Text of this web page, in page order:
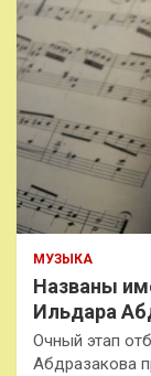
МУЗЫКА
Названы
Ильдара
Очный этап
Абдразакова